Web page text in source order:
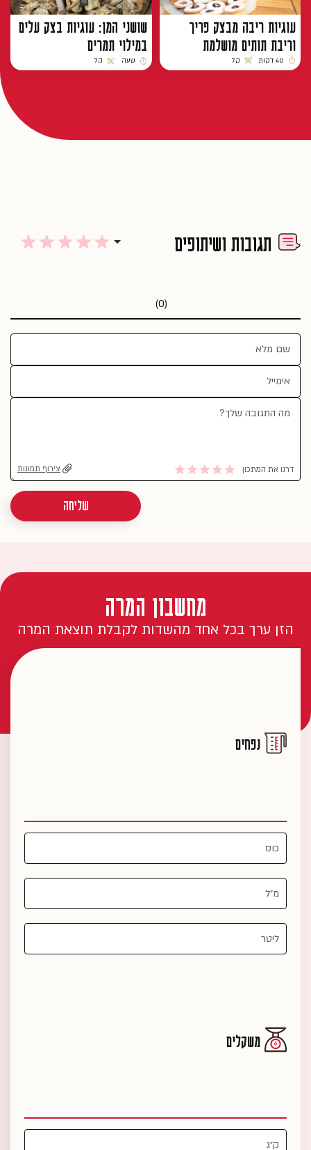
עוגיות ריבה מבצק פריך
וריבת תותים מושלמת
זמן הכנה
40 דקות
רמת קושי
קל
שושני המן: עוגיות בצק עלים
במילוי תמרים
זמן הכנה
שעה
רמת קושי
קל
תגובות ושיתופים
(0)
דרגו את המתכון צירוף תמונות
שליחה
מחשבון המרה
הזן ערך בכל אחד מהשדות לקבלת תוצאת המרה
נפחים
משקלים